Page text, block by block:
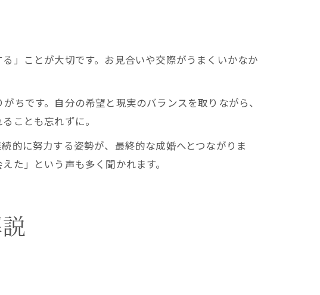
」ことが大切です。お見合いや交際がうまくいかなか
ちです。自分の希望と現実のバランスを取りながら、
ことも忘れずに。
的に努力する姿勢が、最終的な成婚へとつながりま
た」という声も多く聞かれます。